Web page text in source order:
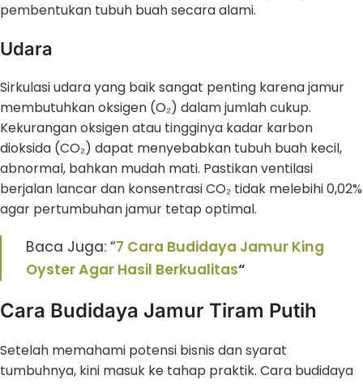
pembentukan tubuh buah secara alami.
Udara
Sirkulasi udara yang baik sangat penting karena jamur
membutuhkan oksigen (O₂) dalam jumlah cukup.
Kekurangan oksigen atau tingginya kadar karbon
dioksida (CO₂) dapat menyebabkan tubuh buah kecil,
abnormal, bahkan mudah mati. Pastikan ventilasi
berjalan lancar dan konsentrasi CO₂ tidak melebihi 0,02%
agar pertumbuhan jamur tetap optimal.
Baca Juga: “7 Cara Budidaya Jamur King
Oyster Agar Hasil Berkualitas“
Cara Budidaya Jamur Tiram Putih
Setelah memahami potensi bisnis dan syarat
tumbuhnya, kini masuk ke tahap praktik. Cara budidaya